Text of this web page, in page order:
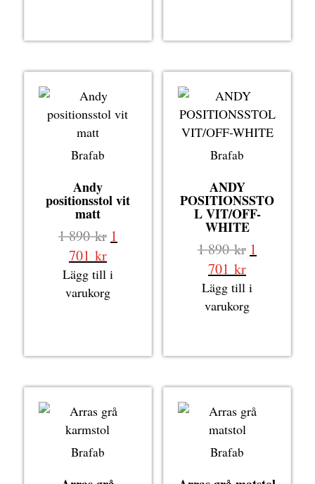
701 kr.
Brafab
Andy
positionsstol vit
matt
1 890kr Det
priset
var:
1
701 krDet
nuvarande
priset
Lägg till i
varukorg
Brafab
ANDY
POSITIONSSTO
L VIT/OFF-
WHITE
1 890kr Det
priset
var:
1
701 krDet
nuvarande
priset
701 kr.
Lägg till i
varukorg
Brafab Brafab